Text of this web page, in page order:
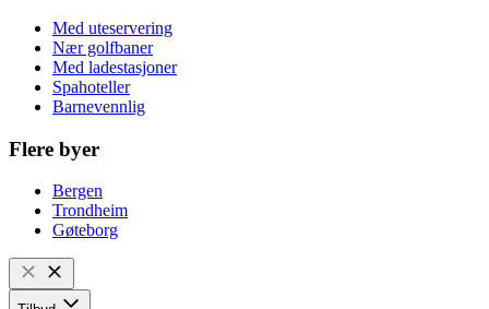
Med uteservering
Nær golfbaner
Med ladestasjoner
Spahoteller
Barnevennlig
Flere byer
Bergen
Trondheim
Gøteborg